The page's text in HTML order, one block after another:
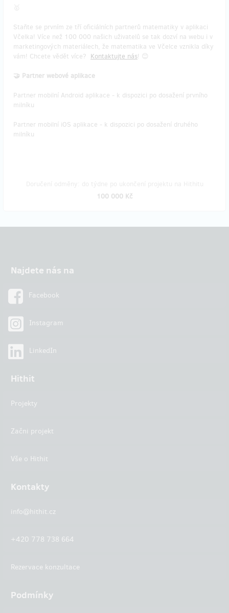
🥇
Staňte se prvním ze tří oficiálních partnerů matematiky v aplikaci
Včelka! Více než 100 000 našich uživatelů se tak dozví na webu i v
marketingových materiálech, že matematika ve Včelce vznikla díky
vám! Chcete vědět více? Kontaktujte nás! 😊
🤝 Partner webové aplikace
Partner mobilní Android aplikace - k dispozici po dosažení prvního
milníku
Partner mobilní iOS aplikace - k dispozici po dosažení druhého
milníku
100 000 Kč
Najdete nás na
Facebook
Instagram
LinkedIn
Hithit
Projekty
Začni projekt
Vše o Hithit
Kontakty
info@hithit.cz
+420 778 738 664
Rezervace konzultace
Podmínky